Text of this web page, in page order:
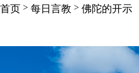
首页 > 每日言教 > 佛陀的开示